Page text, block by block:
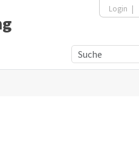
Login